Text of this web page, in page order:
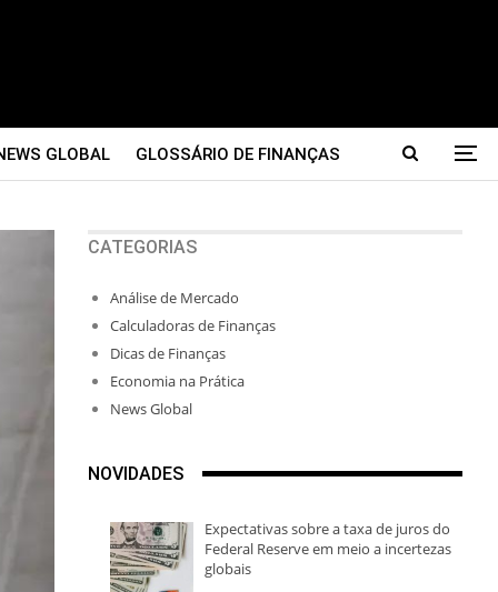
GLOBAL GLOSSÁRIO DE FINANÇAS
CATEGORIAS
Análise de Mercado
Calculadoras de Finanças
Dicas de Finanças
Economia na Prática
News Global
NOVIDADES
Expectativas sobre a taxa de juros do
Federal Reserve em meio a incertezas
globais